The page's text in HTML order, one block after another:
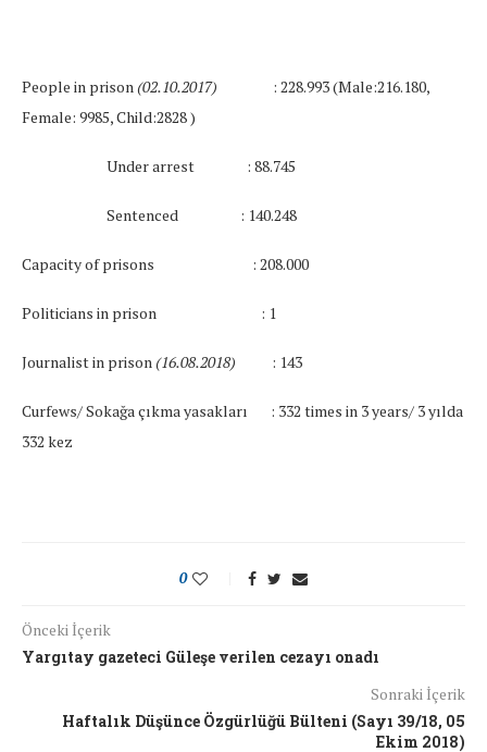
People in prison (02.10.2017) : 228.993 (Male:216.180,
Female: 9985, Child:2828 )
Under arrest : 88.745
Sentenced : 140.248
Capacity of prisons : 208.000
Politicians in prison : 1
Journalist in prison (16.08.2018) : 143
Curfews/ Sokağa çıkma yasakları : 332 times in 3 years/ 3 yılda
332 kez
0
Önceki İçerik
Yargıtay gazeteci Güleşe verilen cezayı onadı
Sonraki İçerik
Haftalık Düşünce Özgürlüğü Bülteni (Sayı 39/18, 05
Ekim 2018)